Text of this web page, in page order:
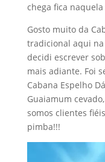
chega fica
Gosto muito da
tradicional aqui
decidi escrever
mais adiante. Foi
Cabana Espelho
Guaiamum
somos clientes
pimba!!!